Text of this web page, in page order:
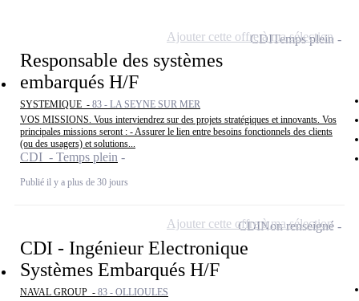
Responsable des systèmes
embarqués H/F
SYSTEMIQUE - 83 - LA SEYNE SUR MER
VOS MISSIONS. Vous interviendrez sur des projets stratégiques et innovants. Vos
principales missions seront : - Assurer le lien entre besoins fonctionnels des clients
(ou des usagers) et solutions...
CDI - Temps plein
Publié il y a plus de 30 jours
CDITemps plein
Ajouter cette offre à ma sélection
CDI - Ingénieur Electronique
Systèmes Embarqués H/F
NAVAL GROUP - 83 - OLLIOULES
CDINon renseigné
Ajouter cette offre à ma sélection